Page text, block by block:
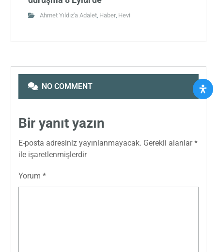
Ahmet Yıldız'a Adalet Haber Hevi
NO COMMENT
Bir yanıt yazın
E-posta adresiniz yayınlanmayacak. Gerekli alanlar*
ile işaretlenmişlerdir
Yorum*